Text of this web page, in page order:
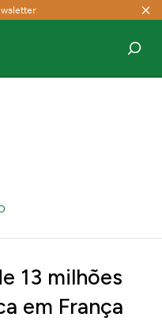
13 milhões
em França